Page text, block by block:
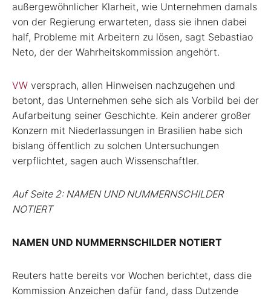
außergewöhnlicher Klarheit, wie Unternehmen damals
von der Regierung erwarteten, dass sie ihnen dabei
half, Probleme mit Arbeitern zu lösen, sagt Sebastiao
Neto, der der Wahrheitskommission angehört.
VW versprach, allen Hinweisen nachzugehen und
betont, das Unternehmen sehe sich als Vorbild bei der
Aufarbeitung seiner Geschichte. Kein anderer großer
Konzern mit Niederlassungen in Brasilien habe sich
bislang öffentlich zu solchen Untersuchungen
verpflichtet, sagen auch Wissenschaftler.
Auf Seite 2: NAMEN UND NUMMERNSCHILDER
NOTIERT
NAMEN UND NUMMERNSCHILDER NOTIERT
Reuters hatte bereits vor Wochen berichtet, dass die
Kommission Anzeichen dafür fand, dass Dutzende